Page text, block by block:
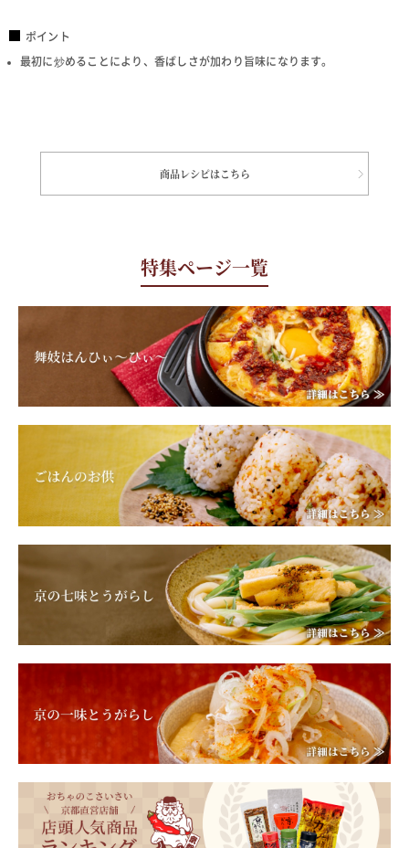
ポイント
最初に炒めることにより、香ばしさが加わり旨味になります。
商品レシピはこちら
特集ページ一覧